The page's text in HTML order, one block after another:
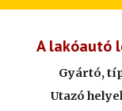
A lakóautó
Gyártó,
Utazó